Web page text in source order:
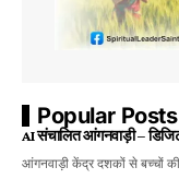
Popular Posts
AI संचालित आंगनवाड़ी –
आंगनवाड़ी केंद्र दशकों से बच्चों